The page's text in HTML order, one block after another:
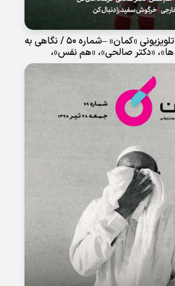
نشریه مستندهای تلویزیونی «کمان» –شماره 50 / نگاهی به
«دکتر صالحی»، «هم نفس»،
«خارجی» و «خرگوش سفید را دنبال کن»